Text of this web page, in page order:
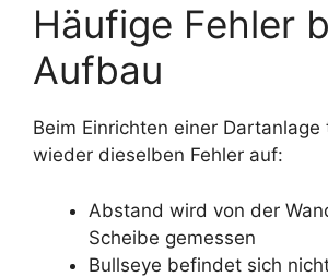
Häufige Fehler
Aufbau
Beim Einrichten einer
wieder dieselben Fehler auf:
Abstand wird von der
Scheibe gemessen
Bullseye befindet sich